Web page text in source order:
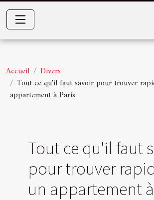
Accueil
Divers
Tout ce qu'il faut savoir pour trouver
appartement à Paris
Tout ce qu'il faut
pour trouver
un appartement